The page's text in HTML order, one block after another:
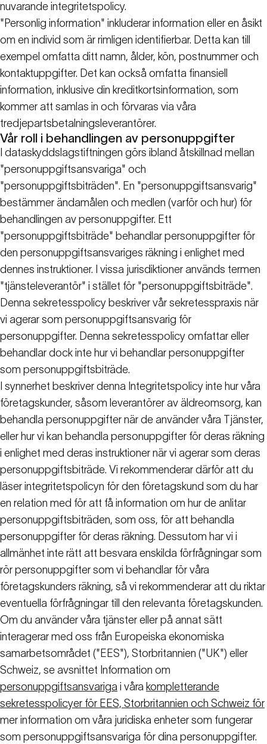
nuvarande integritetspolicy.
"Personlig information" inkluderar information eller en åsikt
om en individ som är rimligen identifierbar. Detta kan till
exempel omfatta ditt namn, ålder, kön, postnummer och
kontaktuppgifter. Det kan också omfatta finansiell
information, inklusive din kreditkortsinformation, som
kommer att samlas in och förvaras via våra
tredjepartsbetalningsleverantörer.
Vår roll i behandlingen av personuppgifter
I dataskyddslagstiftningen görs ibland åtskillnad mellan
"personuppgiftsansvariga" och
"personuppgiftsbiträden". En "personuppgiftsansvarig"
bestämmer ändamålen och medlen (varför och hur) för
behandlingen av personuppgifter. Ett
"personuppgiftsbiträde" behandlar personuppgifter för
den personuppgiftsansvariges räkning i enlighet med
dennes instruktioner. I vissa jurisdiktioner används termen
"tjänsteleverantör" i stället för "personuppgiftsbiträde".
Denna sekretesspolicy beskriver vår sekretesspraxis när
vi agerar som personuppgiftsansvarig för
personuppgifter. Denna sekretesspolicy omfattar eller
behandlar dock inte hur vi behandlar personuppgifter
som personuppgiftsbiträde.
I synnerhet beskriver denna Integritetspolicy inte hur våra
företagskunder, såsom leverantörer av äldreomsorg, kan
behandla personuppgifter när de använder våra Tjänster,
eller hur vi kan behandla personuppgifter för deras räkning
i enlighet med deras instruktioner när vi agerar som deras
personuppgiftsbiträde. Vi rekommenderar därför att du
läser integritetspolicyn för den företagskund som du har
en relation med för att få information om hur de anlitar
personuppgiftsbiträden, som oss, för att behandla
personuppgifter för deras räkning. Dessutom har vi i
allmänhet inte rätt att besvara enskilda förfrågningar som
rör personuppgifter som vi behandlar för våra
företagskunders räkning, så vi rekommenderar att du riktar
eventuella förfrågningar till den relevanta företagskunden.
Om du använder våra tjänster eller på annat sätt
interagerar med oss från Europeiska ekonomiska
samarbetsområdet ("EES"), Storbritannien ("UK") eller
Schweiz, se avsnittet Information om
personuppgiftsansvariga i våra kompletterande
sekretesspolicyer för EES, Storbritannien och Schweiz för
mer information om våra juridiska enheter som fungerar
som personuppgiftsansvariga för dina personuppgifter.